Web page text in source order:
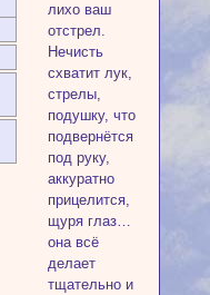
лихо ваш
отстрел.
Нечисть
схватит лук,
стрелы,
подушку, что
подвернётся
под руку,
аккуратно
прицелится,
щуря глаз…
она всё
делает
тщательно и